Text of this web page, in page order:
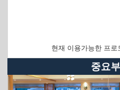
현재 이용가능한 프로
중요